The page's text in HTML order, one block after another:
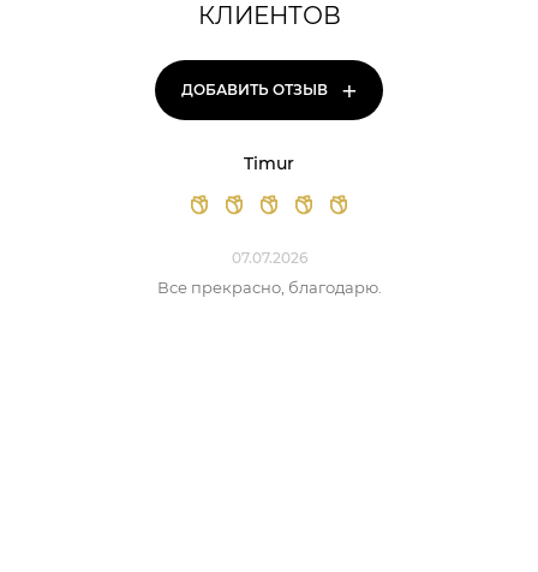
КЛИЕНТОВ
ДОБАВИТЬ ОТЗЫВ +
Timur
07.07.2026
Все прекрасно, благодарю.